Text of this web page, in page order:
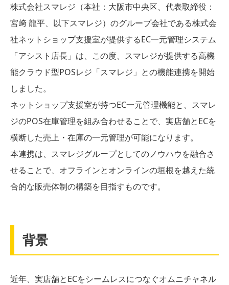
株式会社スマレジ（本社：大阪市中央区、代表取締役：
宮﨑 龍平、以下スマレジ）のグループ会社である株式会
社ネットショップ支援室が提供するEC一元管理システム
「アシスト店長」は、この度、スマレジが提供する高機
能クラウド型POSレジ「スマレジ」との機能連携を開始
しました。
ネットショップ支援室が持つEC一元管理機能と、スマレ
ジのPOS在庫管理を組み合わせることで、実店舗とECを
横断した売上・在庫の一元管理が可能になります。
本連携は、スマレジグループとしてのノウハウを融合さ
せることで、オフラインとオンラインの垣根を越えた統
合的な販売体制の構築を目指すものです。
背景
近年、実店舗とECをシームレスにつなぐオムニチャネル